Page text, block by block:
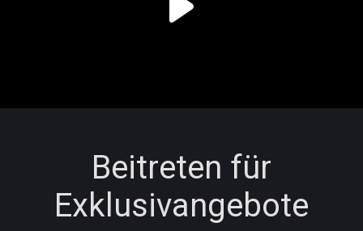
Beitreten für
Exklusivangebote